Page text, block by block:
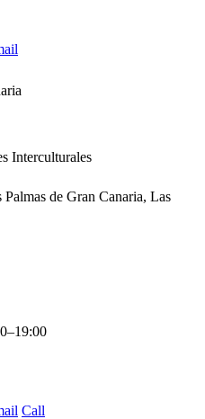
Interculturales
de Gran Canaria, Las
Call